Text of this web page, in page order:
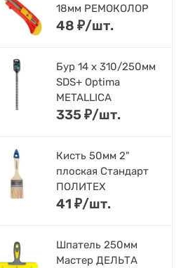
18мм РЕМОКОЛОР
48 ₽/шт.
Бур 14 х 310/250мм
SDS+ Optima
METALLICA
335₽/шт.
Кисть 50мм 2"
плоская Стандарт
ПОЛИТЕХ
41 ₽/шт.
Шпатель 250мм
Мастер ДЕЛЬТА